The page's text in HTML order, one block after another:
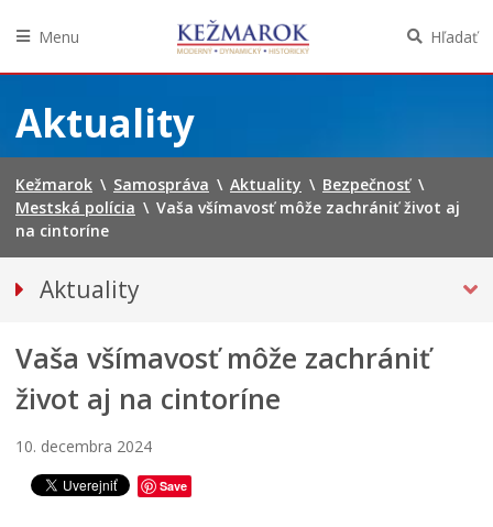
obsah
Menu Hľadať
Aktuality
Kežmarok \ Samospráva \ Aktuality \ Bezpečnosť \
Mestská polícia \ Vaša všímavosť môže zachrániť život aj
na cintoríne
Aktuality
Spravodajstvo
Kultúra
BEZPEČNOSŤ
Mestská polícia
Vaša všímavosť môže zachrániť
život aj na cintoríne
10. decembra 2024
Save
ú
a
i
s
o
v
K
e
m
r
k
u
m
n
í
p
v
e
a
t
í
K
e
ž
m
a
k
u
,
k
t
a
s
s
m
o
s
t
o
N
j
s
v
ä
e
j
š